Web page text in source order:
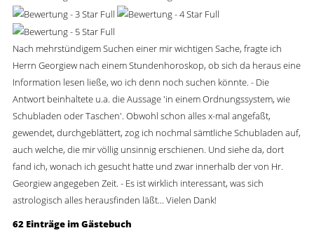
Nach mehrstündigem Suchen einer mir wichtigen Sache, fragte ich
Herrn Georgiew nach einem Stundenhoroskop, ob sich da heraus eine
Information lesen ließe, wo ich denn noch suchen könnte. - Die
Antwort beinhaltete u.a. die Aussage 'in einem Ordnungssystem, wie
Schubladen oder Taschen'. Obwohl schon alles x-mal angefaßt,
gewendet, durchgeblättert, zog ich nochmal sämtliche Schubladen auf,
auch welche, die mir völlig unsinnig erschienen. Und siehe da, dort
fand ich, wonach ich gesucht hatte und zwar innerhalb der von Hr.
Georgiew angegeben Zeit. - Es ist wirklich interessant, was sich
astrologisch alles herausfinden läßt... Vielen Dank!
62 Einträge im Gästebuch